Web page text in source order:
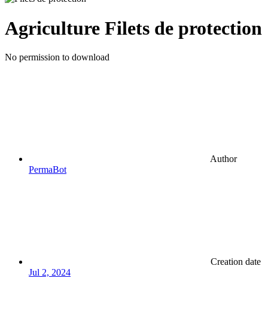
Agriculture Filets de protection
No permission to download
Author
PermaBot
Creation date
Jul 2, 2024